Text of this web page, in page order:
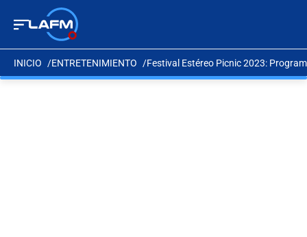
INICIO ENTRETENIMIENTO Festival Estéreo Picnic 2023: